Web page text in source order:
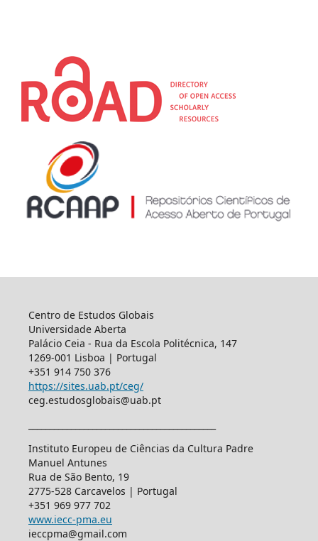
Centro de Estudos Globais
Universidade Aberta
Palácio Ceia - Rua da Escola Politécnica, 147
1269-001 Lisboa | Portugal
+351 914 750 376
https://sites.uab.pt/ceg/
ceg.estudosglobais@uab.pt
Instituto Europeu de Ciências da Cultura Padre
Manuel Antunes
Rua de São Bento, 19
2775-528 Carcavelos | Portugal
+351 969 977 702
www.iecc-pma.eu
ieccpma@gmail.com